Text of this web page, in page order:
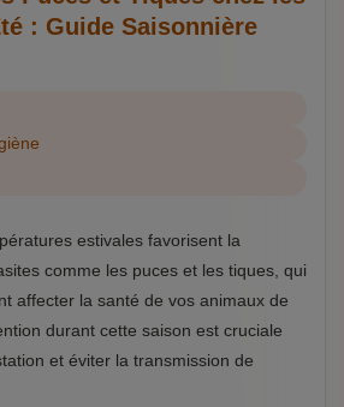
: Guide Saisonnière
estivales favorisent la
comme les puces et les tiques, qui
affecter la santé de vos animaux de
durant cette saison est cruciale
et éviter la transmission de